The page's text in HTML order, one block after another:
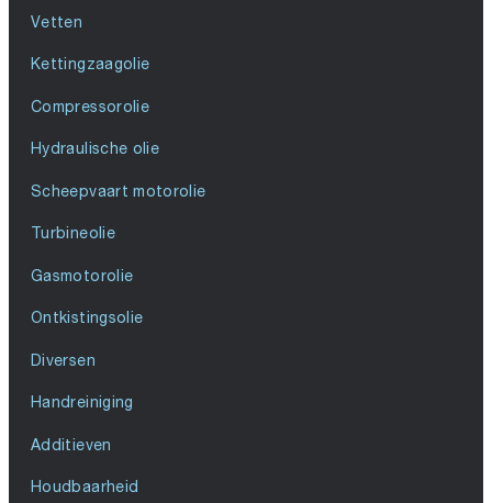
Vetten
Kettingzaagolie
Compressorolie
Hydraulische olie
Scheepvaart motorolie
Turbineolie
Gasmotorolie
Ontkistingsolie
Diversen
Handreiniging
Additieven
Houdbaarheid